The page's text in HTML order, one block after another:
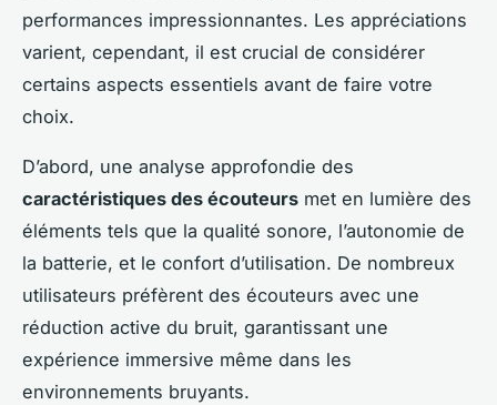
performances impressionnantes. Les appréciations
varient, cependant, il est crucial de considérer
certains aspects essentiels avant de faire votre
choix.
D’abord, une analyse approfondie des
caractéristiques des écouteurs met en lumière des
éléments tels que la qualité sonore, l’autonomie de
la batterie, et le confort d’utilisation. De nombreux
utilisateurs préfèrent des écouteurs avec une
réduction active du bruit, garantissant une
expérience immersive même dans les
environnements bruyants.